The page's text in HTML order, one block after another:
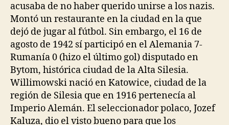
acusaba de no haber querido unirse a los nazis.
Montó un restaurante en la ciudad en la que
dejó de jugar al fútbol. Sin embargo, el 16 de
agosto de 1942 sí participó en el Alemania 7-
Rumanía 0 (hizo el último gol) disputado en
Bytom, histórica ciudad de la Alta Silesia.
Willimowski nació en Katowice, ciudad de la
región de Silesia que en 1916 pertenecía al
Imperio Alemán. El seleccionador polaco, Jozef
Kaluza, dio el visto bueno para que los